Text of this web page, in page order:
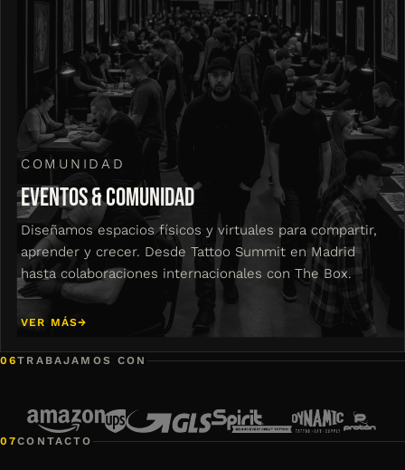
COMUNIDAD
EVENTOS & COMUNIDAD
Diseñamos espacios físicos y virtuales para compartir,
aprender y crecer. Desde Tattoo Summit en Madrid
hasta colaboraciones internacionales con The Box.
VER MÁS→
06TRABAJAMOS CON
07CONTACTO